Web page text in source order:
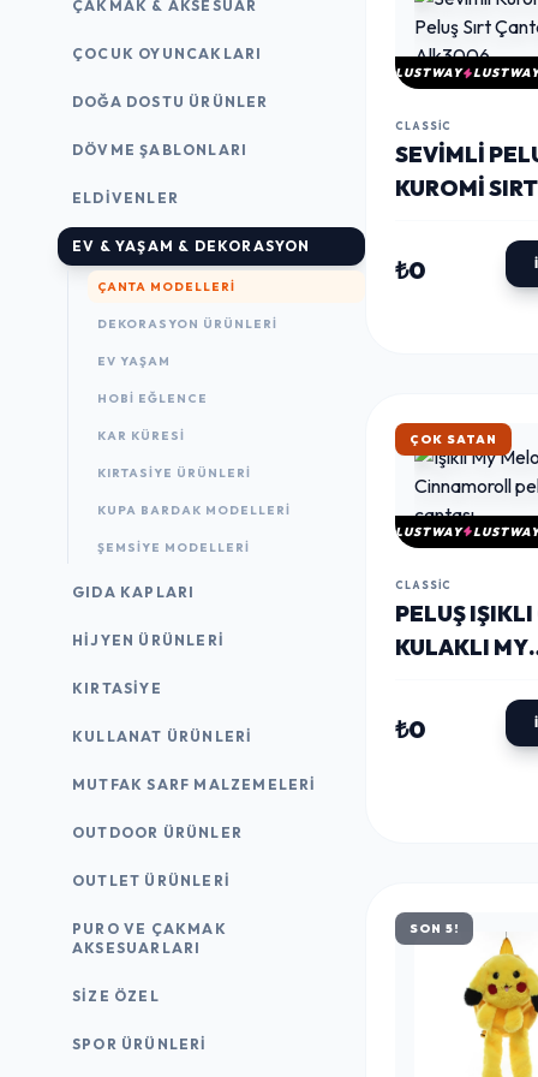
ÇAKMAK & AKSESUAR
ÇOCUK OYUNCAKLARI
DOĞA DOSTU ÜRÜNLER
DÖVME ŞABLONLARI
ELDIVENLER
EV & YAŞAM & DEKORASYON
ÇANTA MODELLERI
DEKORASYON ÜRÜNLERI
EV YAŞAM
HOBI EĞLENCE
KAR KÜRESI
KIRTASIYE ÜRÜNLERI
KUPA BARDAK MODELLERI
ŞEMSIYE MODELLERI
GIDA KAPLARI
HIJYEN ÜRÜNLERI
KIRTASİYE
KULLANAT ÜRÜNLERI
MUTFAK SARF MALZEMELERI
OUTDOOR ÜRÜNLER
OUTLET ÜRÜNLERI
PURO VE ÇAKMAK
AKSESUARLARI
SIZE ÖZEL
SPOR ÜRÜNLERI
LUSTWAY
CLASSIC
SEVIMLI
KUROMI SIRT
₺0
ÇOK SATAN
LUSTWAY
CLASSIC
PELUŞ
KULAKLI MY
ÇANTASI
₺0
SON 5!